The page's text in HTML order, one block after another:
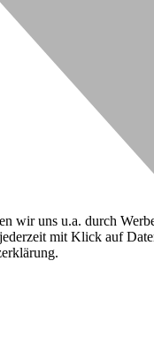
wir uns u.a. durch
mit Klick auf